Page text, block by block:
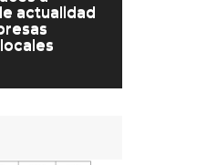
actualidad